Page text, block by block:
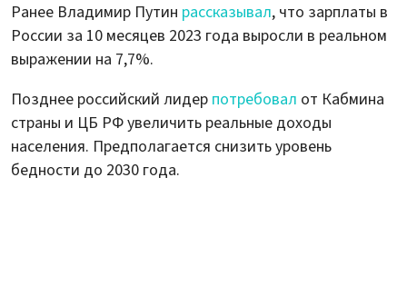
Ранее Владимир Путин рассказывал, что зарплаты в
России за 10 месяцев 2023 года выросли в реальном
выражении на 7,7%.
Позднее российский лидер потребовал от Кабмина
страны и ЦБ РФ увеличить реальные доходы
населения. Предполагается снизить уровень
бедности до 2030 года.